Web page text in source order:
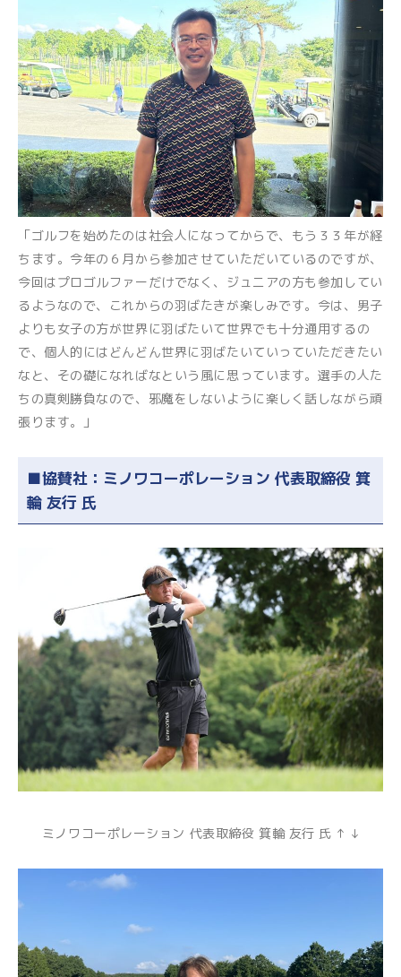
「ゴルフを始めたのは社会人になってからで、もう３３年が経
ちます。今年の６月から参加させていただいているのですが、
今回はプロゴルファーだけでなく、ジュニアの方も参加してい
るようなので、これからの羽ばたきが楽しみです。今は、男子
よりも女子の方が世界に羽ばたいて世界でも十分通用するの
で、個人的にはどんどん世界に羽ばたいていっていただきたい
なと、その礎になればなという風に思っています。選手の人た
ちの真剣勝負なので、邪魔をしないように楽しく話しながら頑
張ります。」
■協賛社：ミノワコーポレーション 代表取締役 箕
輪 友行 氏
ミノワコーポレーション 代表取締役 箕輪 友行 氏 ↑ ↓